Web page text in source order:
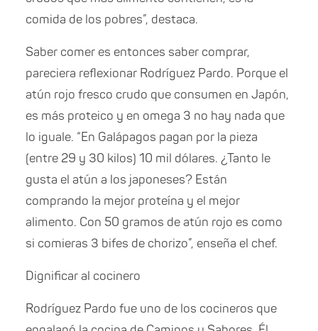
comida de los pobres”, destaca.
Saber comer es entonces saber comprar,
pareciera reflexionar Rodríguez Pardo. Porque el
atún rojo fresco crudo que consumen en Japón,
es más proteico y en omega 3 no hay nada que
lo iguale. “En Galápagos pagan por la pieza
(entre 29 y 30 kilos) 10 mil dólares. ¿Tanto le
gusta el atún a los japoneses? Están
comprando la mejor proteína y el mejor
alimento. Con 50 gramos de atún rojo es como
si comieras 3 bifes de chorizo”, enseña el chef.
Dignificar al cocinero
Rodríguez Pardo fue uno de los cocineros que